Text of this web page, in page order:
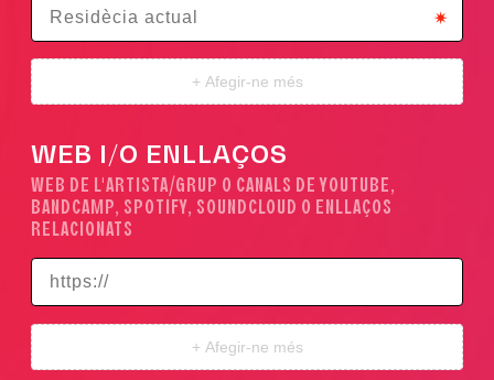
+ Afegir-ne més
WEB I/O ENLLAÇOS
WEB DE L'ARTISTA/GRUP O CANALS DE YOUTUBE,
BANDCAMP, SPOTIFY, SOUNDCLOUD O ENLLAÇOS
RELACIONATS
+ Afegir-ne més